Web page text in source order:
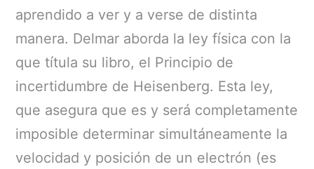
aprendido a ver y a verse de distinta
manera. Delmar aborda la ley física con la
que títula su libro, el Principio de
incertidumbre de Heisenberg. Esta ley,
que asegura que es y será completamente
imposible determinar simultáneamente la
velocidad y posición de un electrón (es